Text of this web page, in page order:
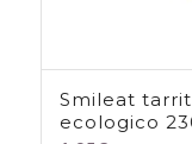
Smileat
ecologico